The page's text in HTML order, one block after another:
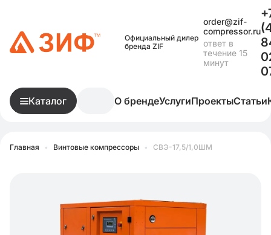
Официальный дилер
бренда ZIF
order@zif-
compressor.ru
ответ в
течение 15
минут
Каталог О брендеУслугиПроектыСтатьи
Главная • Винтовые компрессоры • СВЭ-17,5/1,0ШМ